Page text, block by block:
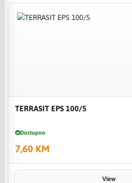
TERRASIT EPS 100/5
Dostupno
7,60 KM
View